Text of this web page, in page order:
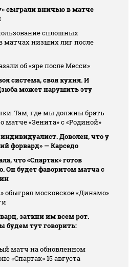
сыграли вничью в матче
сплошных
матчах низших лиг после
об «эре после Месси»
система, своя кухня. И
может нарушить эту
Там, где мы должны брать
«Зенита» с «Родиной»
Доволен, что у
форвард» — Карседо
что «Спартак» готов
Он будет фаворитом матча с
обыграл московское «Динамо»
заткни им всем рот.
будем тут говорить:
матч на обновленном
«Спартак» 15 августа